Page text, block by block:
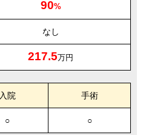
90%
なし
217.5万円
入院 手術
○ ○